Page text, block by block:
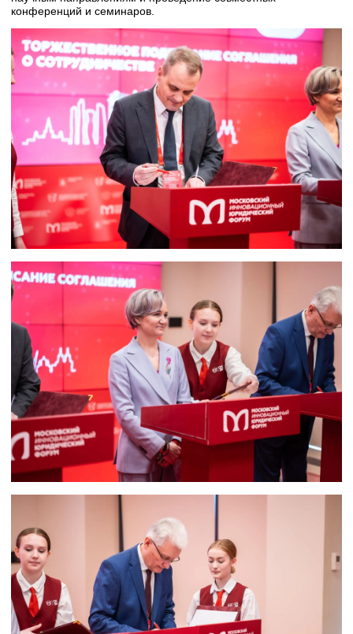
конференций и семинаров.